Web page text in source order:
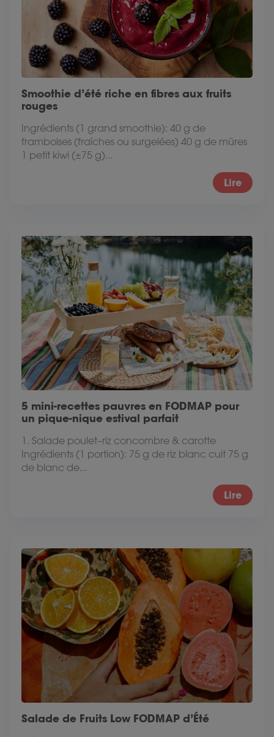
Smoothie d’été riche en fibres aux fruits
rouges
Ingrédients (1 grand smoothie): 40 g de
framboises (fraîches ou surgelées) 40 g de mûres
1 petit kiwi (±75 g)...
Lire
5 mini-recettes pauvres en FODMAP pour
un pique-nique estival parfait
1. Salade poulet–riz concombre & carotte
Ingrédients (1 portion): 75 g de riz blanc cuit 75 g
de blanc de...
Lire
Salade de Fruits Low FODMAP d’Été